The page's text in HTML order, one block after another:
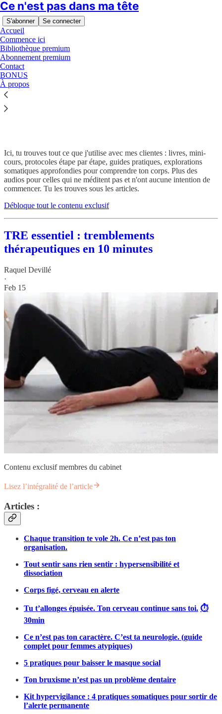
Ce n'est pas dans ma tête
S'abonner Se connecter
Accueil
Commence ici
Bibliothèque premium
Abonnement premium
Contact
BONUS
À propos
La bibliothèque du cabinet encorps
Ici, tu trouves tout ce que j'utilise avec mes clientes : livres, mini-
cours, protocoles étape par étape, guides pratiques, explorations
somatiques approfondies pour comprendre ton corps. Plus des
audios pour celles qui ne méditent pas et n'ont aucune intention de
commencer. Tu les trouves sous les articles.
Débloque tout le contenu exclusif
TRE essentiel : tremblements
thérapeutiques en 10 minutes
Raquel Devillé
·
Feb 15
Contenu exclusif membres du cabinet
Lisez l’intégralité de l’article
Articles :
Chaque transition te vole 2h. Ce n’est pas ton
organisation.
Tout sentir sans rien sentir : hypersensibilité et
dissociation
Corps figé, cerveau en alerte
Tu t’allonges épuisée. Ton cerveau continue sans toi. ⏱️
30min
Ce n’est pas ton caractère. C’est ta neurologie. (guide
complet pour femmes atypiques)
5 pratiques pour baisser le masque social
Ton bruxisme n’est pas un problème dentaire
Kit hypervigilance : 4 pratiques somatiques pour sortir de
l’alerte permanente